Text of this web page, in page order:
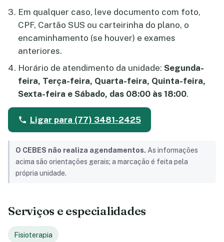
Em qualquer caso, leve documento com foto,
CPF, Cartão SUS ou carteirinha do plano, o
encaminhamento (se houver) e exames
anteriores.
Horário de atendimento da unidade: Segunda-
feira, Terça-feira, Quarta-feira, Quinta-feira,
Sexta-feira e Sábado, das 08:00 às 18:00.
Ligar para (77) 3481-2425
O CEBES não realiza agendamentos. As informações
acima são orientações gerais; a marcação é feita pela
própria unidade.
Serviços e especialidades
Fisioterapia